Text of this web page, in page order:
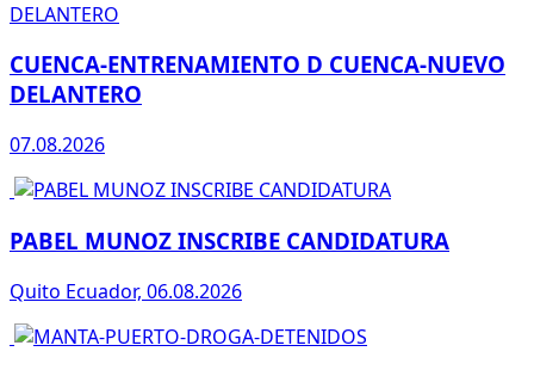
CUENCA-ENTRENAMIENTO D CUENCA-NUEVO
DELANTERO
07.08.2026
PABEL MUNOZ INSCRIBE CANDIDATURA
Quito Ecuador, 06.08.2026